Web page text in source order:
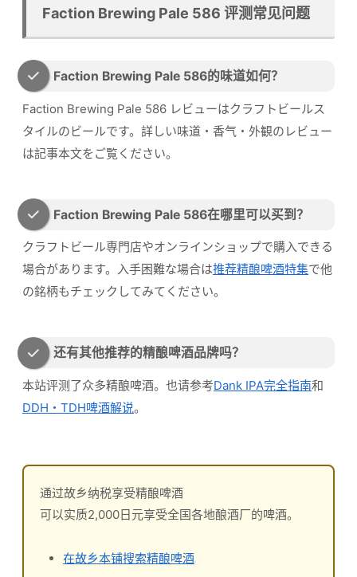
Faction Brewing Pale 586 评测常见问题
Faction Brewing Pale 586的味道如何？
Faction Brewing Pale 586 レビューはクラフトビールス
タイルのビールです。詳しい味道・香气・外観のレビュー
は記事本文をご覧ください。
Faction Brewing Pale 586在哪里可以买到？
クラフトビール専門店やオンラインショップで購入できる
場合があります。入手困難な場合は推荐精酿啤酒特集で他
の銘柄もチェックしてみてください。
还有其他推荐的精酿啤酒品牌吗？
本站评测了众多精酿啤酒。也请参考Dank IPA完全指南和
DDH・TDH啤酒解说。
通过故乡纳税享受精酿啤酒
可以实质2,000日元享受全国各地酿酒厂的啤酒。
在故乡本铺搜索精酿啤酒